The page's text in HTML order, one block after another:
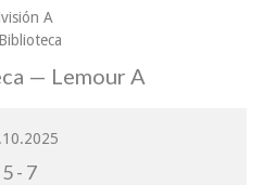
A
— Lemour A
5- 7